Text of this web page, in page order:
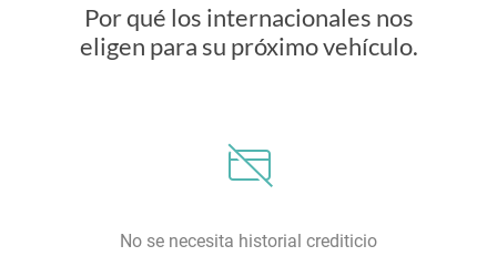
Por qué los internacionales nos
eligen para su próximo vehículo.
No se necesita historial crediticio